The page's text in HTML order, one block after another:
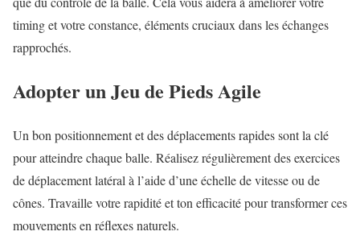
timing et votre constance, éléments cruciaux dans les échanges
rapprochés.
Adopter un Jeu de Pieds Agile
Un bon positionnement et des déplacements rapides sont la clé
pour atteindre chaque balle. Réalisez régulièrement des exercices
de déplacement latéral à l’aide d’une échelle de vitesse ou de
cônes. Travaille votre rapidité et ton efficacité pour transformer ces
mouvements en réflexes naturels.